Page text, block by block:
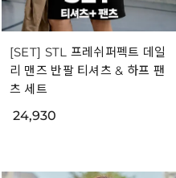
[SET] STL 프레쉬퍼펙트 데일
리 맨즈 반팔 티셔츠 & 하프 팬
츠 세트
24,930